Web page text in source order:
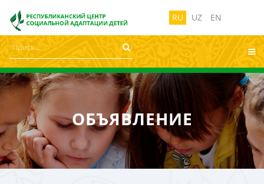
Вкл Изображения:Выкл
RU UZ EN
ОБЪЯВЛЕНИЕ